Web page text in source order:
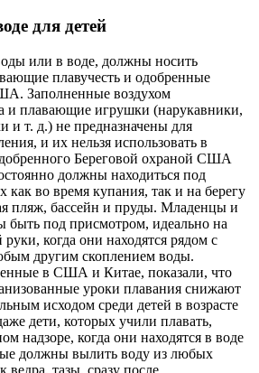
для детей
или в воде, должны носить
плавучесть и одобренные
Заполненные воздухом
и плавающие игрушки (нарукавники,
т. д.) не предназначены для
и их нельзя использовать в
Береговой охраной США
должны находиться под
как во время купания, так и на берегу
пляж, бассейн и пруды. Младенцы и
под присмотром, идеально на
когда они находятся рядом с
другим скоплением воды.
в США и Китае, показали, что
уроки плавания снижают
исходом среди детей в возрасте
дети, которых учили плавать,
надзоре, когда они находятся в воде
должны вылить воду из любых
ведра, тазы, сразу после